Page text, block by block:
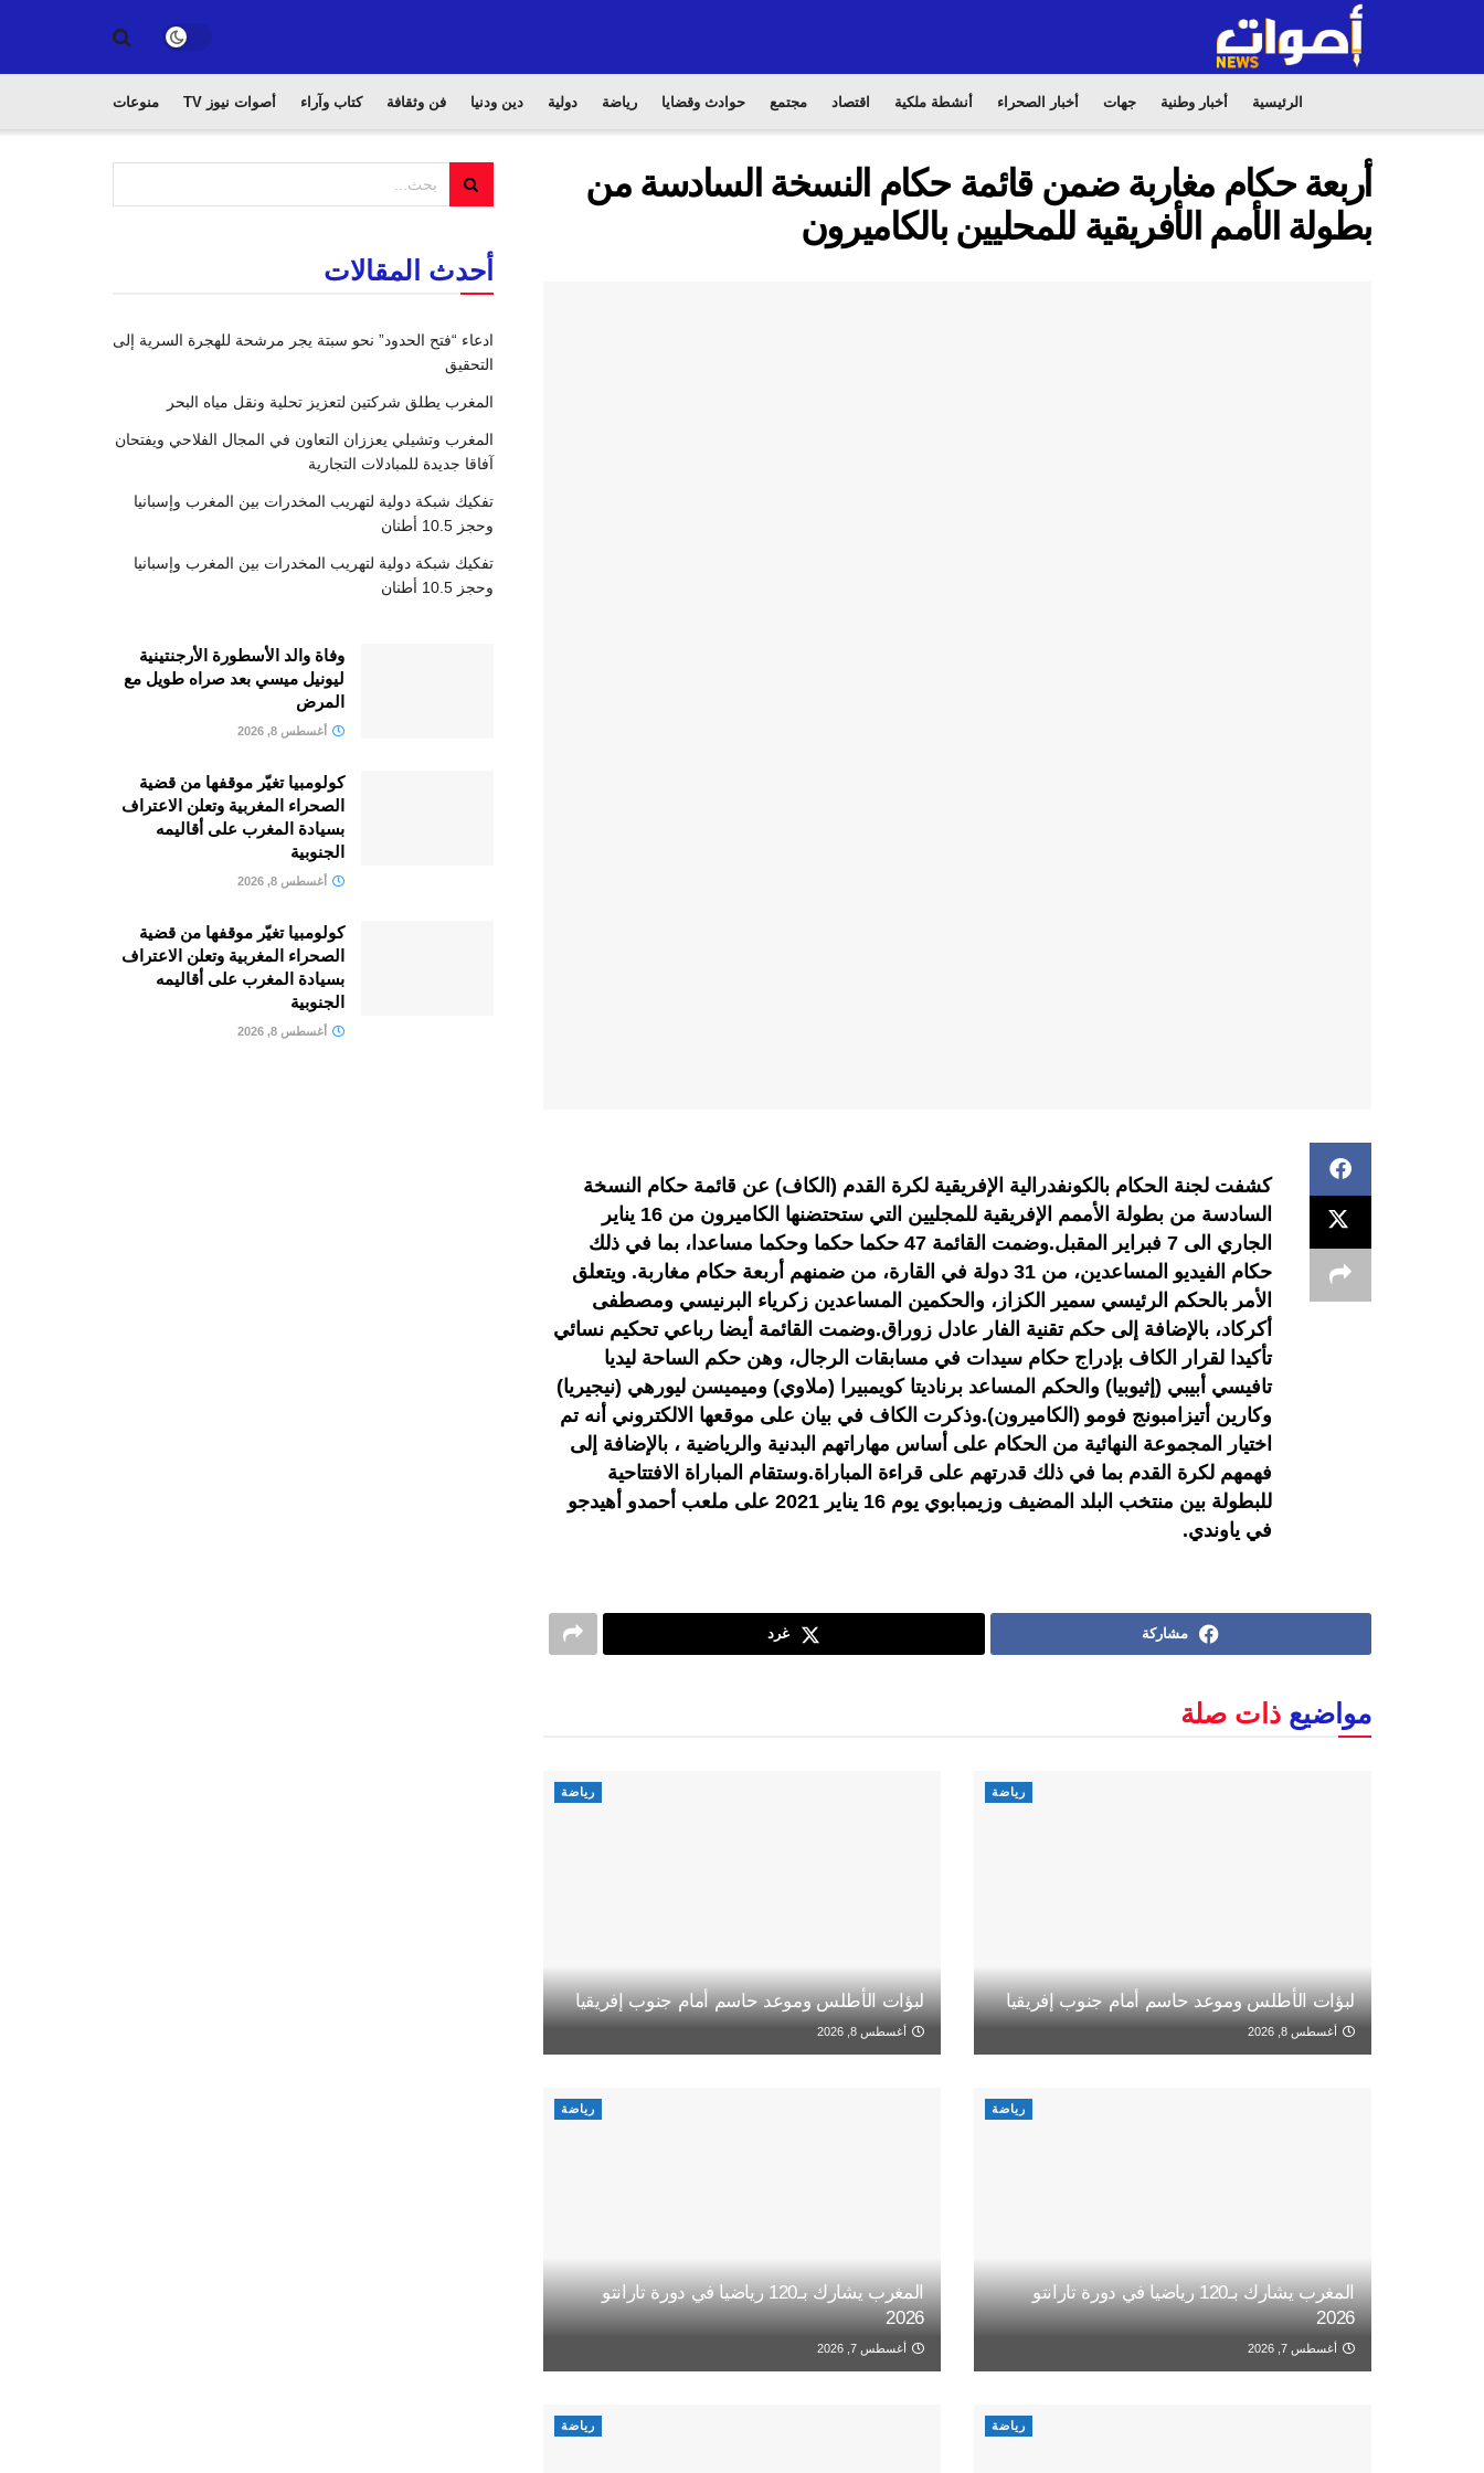
الرئيسية أخبار وطنية جهات أخبار الصحراء أنشطة ملكية اقتصاد مجتمع حوادث وقضايا رياضة دولية دين ودنيا فن وثقافة كتاب وآراء أصوات نيوز TV منوعات
أربعة حكام مغاربة ضمن قائمة حكام النسخة السادسة من
بطولة الأمم الأفريقية للمحليين بالكاميرون
كشفت لجنة الحكام بالكونفدرالية الإفريقية لكرة القدم (الكاف) عن قائمة حكام النسخة
السادسة من بطولة الأممم الإفريقية للمجليين التي ستحتضنها الكاميرون من 16 يناير
الجاري الى 7 فبراير المقبل.وضمت القائمة 47 حكما حكما وحكما مساعدا، بما في ذلك
حكام الفيديو المساعدين، من 31 دولة في القارة، من ضمنهم أربعة حكام مغاربة. ويتعلق
الأمر بالحكم الرئيسي سمير الكزاز، والحكمين المساعدين زكرياء البرنيسي ومصطفى
أكركاد، بالإضافة إلى حكم تقنية الفار عادل زوراق.وضمت القائمة أيضا رباعي تحكيم نسائي
تأكيدا لقرار الكاف بإدراج حكام سيدات في مسابقات الرجال، وهن حكم الساحة ليديا
تافيسي أبيبي (إثيوبيا) والحكم المساعد برناديتا كويمبيرا (ملاوي) وميميسن ليورهي (نيجيريا)
وكارين أتيزامبونج فومو (الكاميرون).وذكرت الكاف في بيان على موقعها الالكتروني أنه تم
اختيار المجموعة النهائية من الحكام على أساس مهاراتهم البدنية والرياضية ، بالإضافة إلى
فهمهم لكرة القدم بما في ذلك قدرتهم على قراءة المباراة.وستقام المباراة الافتتاحية
للبطولة بين منتخب البلد المضيف وزيمبابوي يوم 16 يناير 2021 على ملعب أحمدو أهيدجو
في ياوندي.
مشاركة غرد
مواضيع ذات صلة
رياضة
لبؤات الأطلس وموعد حاسم أمام جنوب إفريقيا
أغسطس 8, 2026
رياضة
لبؤات الأطلس وموعد حاسم أمام جنوب إفريقيا
أغسطس 8, 2026
رياضة
المغرب يشارك بـ120 رياضيا في دورة تارانتو
2026
أغسطس 7, 2026
رياضة
المغرب يشارك بـ120 رياضيا في دورة تارانتو
2026
أغسطس 7, 2026
رياضة رياضة
أحدث المقالات
ادعاء “فتح الحدود” نحو سبتة يجر مرشحة للهجرة السرية إلى
التحقيق
المغرب يطلق شركتين لتعزيز تحلية ونقل مياه البحر
المغرب وتشيلي يعززان التعاون في المجال الفلاحي ويفتحان
آفاقا جديدة للمبادلات التجارية
تفكيك شبكة دولية لتهريب المخدرات بين المغرب وإسبانيا
وحجز 10.5 أطنان
تفكيك شبكة دولية لتهريب المخدرات بين المغرب وإسبانيا
وحجز 10.5 أطنان
وفاة والد الأسطورة الأرجنتينية
ليونيل ميسي بعد صراه طويل مع
المرض
أغسطس 8, 2026
كولومبيا تغيّر موقفها من قضية
الصحراء المغربية وتعلن الاعتراف
بسيادة المغرب على أقاليمه
الجنوبية
أغسطس 8, 2026
كولومبيا تغيّر موقفها من قضية
الصحراء المغربية وتعلن الاعتراف
بسيادة المغرب على أقاليمه
الجنوبية
أغسطس 8, 2026